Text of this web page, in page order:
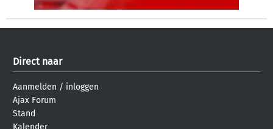
Direct naar
Aanmelden / inloggen
Ajax Forum
Stand
Kalender